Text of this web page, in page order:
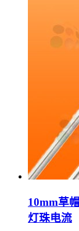
10mm草
灯珠电流